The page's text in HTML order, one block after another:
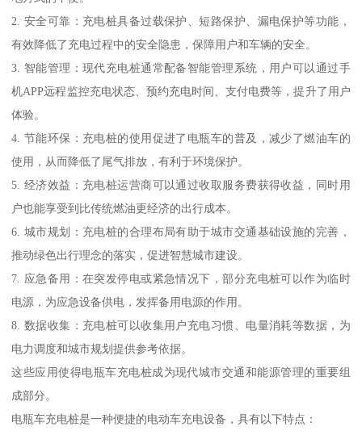
2. 安全可靠：充电桩具备过载保护、短路保护、漏电保护等功能，
有效降低了充电过程中的安全隐患，保障用户和车辆的安全。
3. 智能管理：现代充电桩通常配备智能管理系统，用户可以通过手
机APP远程监控充电状态、预约充电时间、支付电费等，提升了用户
体验。
4. 节能环保：充电桩的使用促进了电瓶车的普及，减少了燃油车的
使用，从而降低了尾气排放，有利于环境保护。
5. 经济效益：充电桩运营商可以通过收取服务费获得收益，同时用
户也能享受到比传统燃油更经济的出行成本。
6. 城市规划：充电桩的合理布局有助于城市交通基础设施的完善，
推动绿色出行理念的落实，促进智慧城市建设。
7. 应急备用：在突发停电或紧急情况下，部分充电桩可以作为临时
电源，为应急设备供电，发挥备用电源的作用。
8. 数据收集：充电桩可以收集用户充电习惯、电量消耗等数据，为
电力调度和城市规划提供参考依据。
这些应用使得电瓶车充电桩成为现代城市交通和能源管理的重要组
成部分。
电瓶车充电桩是一种便捷的电动车充电设备，具有以下特点：